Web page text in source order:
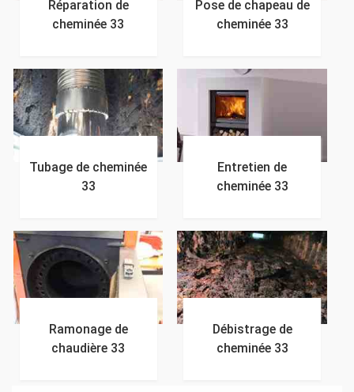
Réparation de
cheminée 33
Pose de chapeau de
cheminée 33
Tubage de cheminée
33
Entretien de
cheminée 33
Ramonage de
chaudière 33
Débistrage de
cheminée 33